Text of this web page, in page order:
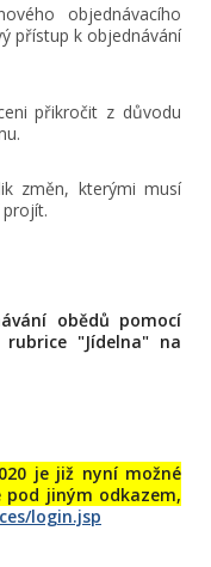
objednávacího
přístup k objednávání
přikročit z důvodu
změn, kterými musí
obědů pomocí
"Jídelna" na
je již nyní možné
jiným odkazem,
login.jsp